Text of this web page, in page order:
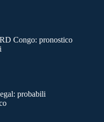
Congo: pronostico
probabili